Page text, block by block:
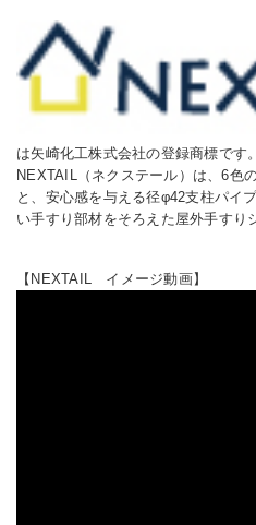
は矢崎化工株式会社の登録商標です。
NEXTAIL（ネクステール）は、6色
と、安心感を与える径φ42支柱パイ
い手すり部材をそろえた屋外手すり
【NEXTAIL イメージ動画】